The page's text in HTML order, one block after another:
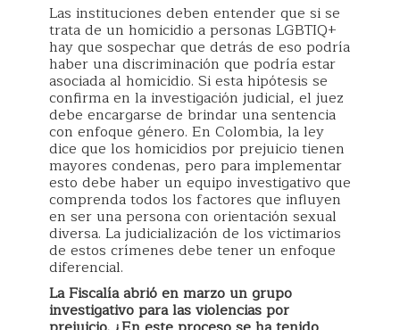
Las instituciones deben entender que si se
trata de un homicidio a personas LGBTIQ+
hay que sospechar que detrás de eso podría
haber una discriminación que podría estar
asociada al homicidio. Si esta hipótesis se
confirma en la investigación judicial, el juez
debe encargarse de brindar una sentencia
con enfoque género. En Colombia, la ley
dice que los homicidios por prejuicio tienen
mayores condenas, pero para implementar
esto debe haber un equipo investigativo que
comprenda todos los factores que influyen
en ser una persona con orientación sexual
diversa. La judicialización de los victimarios
de estos crímenes debe tener un enfoque
diferencial.
La Fiscalía abrió en marzo un grupo
investigativo para las violencias por